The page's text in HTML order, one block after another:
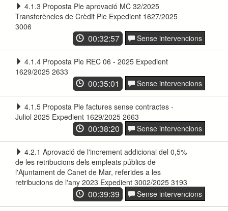
4.1.3 Proposta Ple aprovació MC 32/2025
Transferències de Crèdit Ple Expedient 1627/2025
3006
00:32:57 Sense intervencions
4.1.4 Proposta Ple REC 06 - 2025 Expedient
1629/2025 2633
00:35:01 Sense intervencions
4.1.5 Proposta Ple factures sense contractes -
Juliol 2025 Expedient 1629/2025 2663
00:38:20 Sense intervencions
4.2.1 Aprovació de l'increment addicional del 0,5%
de les retribucions dels empleats públics de
l'Ajuntament de Canet de Mar, referides a les
retribucions de l'any 2023 Expedient 3002/2025 3193
00:39:39 Sense intervencions